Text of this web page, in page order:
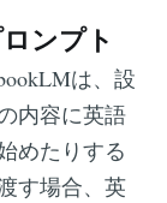
ンプト
は、設
内容に英語
めたりする
す場合、英